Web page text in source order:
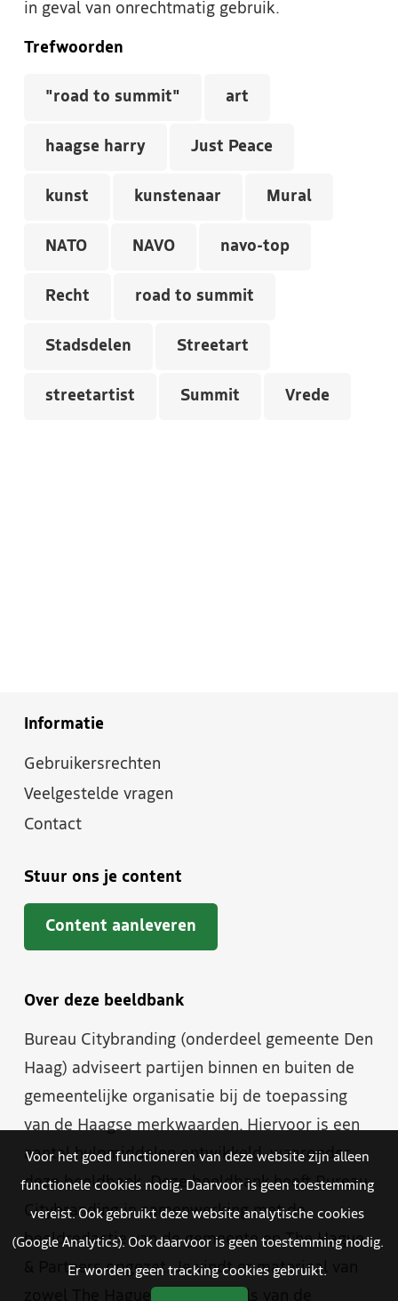
in geval van onrechtmatig gebruik.
Trefwoorden
"road to summit" art
haagse harry Just Peace
kunst kunstenaar Mural
NATO NAVO navo-top
Recht road to summit
Stadsdelen Streetart
streetartist Summit Vrede
Informatie
Gebruikersrechten
Veelgestelde vragen
Contact
Stuur ons je content
Content aanleveren
Over deze beeldbank
Bureau Citybranding (onderdeel gemeente Den
Haag) adviseert partijen binnen en buiten de
gemeentelijke organisatie bij de toepassing
van de Haagse merkwaarden. Hiervoor is een
aantal hulpmiddelen ontwikkeld, waaronder
deze beeldbank. Deze beeldbank heeft Bureau
Citybranding in samenwerking met de
beeldredactie van de gemeente en The Hague
& Partners opgezet. Je vindt er materiaal van
Voor het goed functioneren van deze website zijn alleen
functionele cookies nodig. Daarvoor is geen toestemming
vereist. Ook gebruikt deze website analytische cookies
(Google Analytics). Ook daarvoor is geen toestemming nodig.
Er worden geen tracking cookies gebruikt.